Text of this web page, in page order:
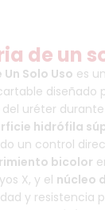
de un
Solo Uso es
diseñado
uréter
hidrófila
un control
bicolor
X, y el núcleo
y resistencia